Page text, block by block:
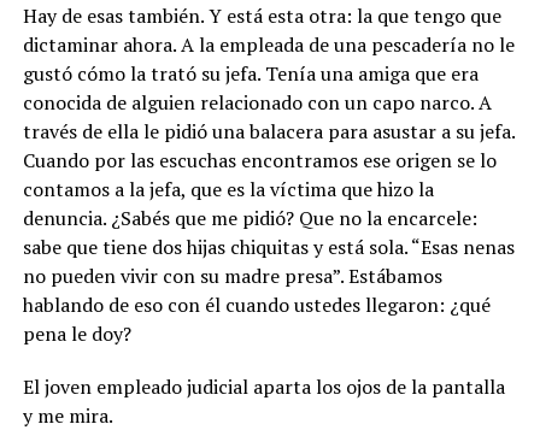
Hay de esas también. Y está esta otra: la que tengo que
dictaminar ahora. A la empleada de una pescadería no le
gustó cómo la trató su jefa. Tenía una amiga que era
conocida de alguien relacionado con un capo narco. A
través de ella le pidió una balacera para asustar a su jefa.
Cuando por las escuchas encontramos ese origen se lo
contamos a la jefa, que es la víctima que hizo la
denuncia. ¿Sabés que me pidió? Que no la encarcele:
sabe que tiene dos hijas chiquitas y está sola. “Esas nenas
no pueden vivir con su madre presa”. Estábamos
hablando de eso con él cuando ustedes llegaron: ¿qué
pena le doy?
El joven empleado judicial aparta los ojos de la pantalla
y me mira.